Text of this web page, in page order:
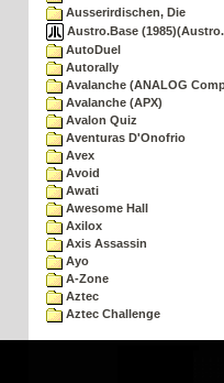
Ausserirdischen, Die
Austro.Base
AutoDuel
Autorally
Avalanche (ANALOG
Avalanche (APX)
Avalon Quiz
Aventuras D'Onofrio
Avex
Avoid
Awati
Awesome Hall
Axilox
Axis Assassin
Ayo
A-Zone
Aztec
Aztec Challenge